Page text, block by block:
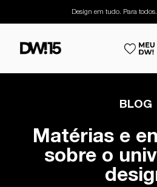
Design em tudo. Para
BLOG
Matérias e
sobre o